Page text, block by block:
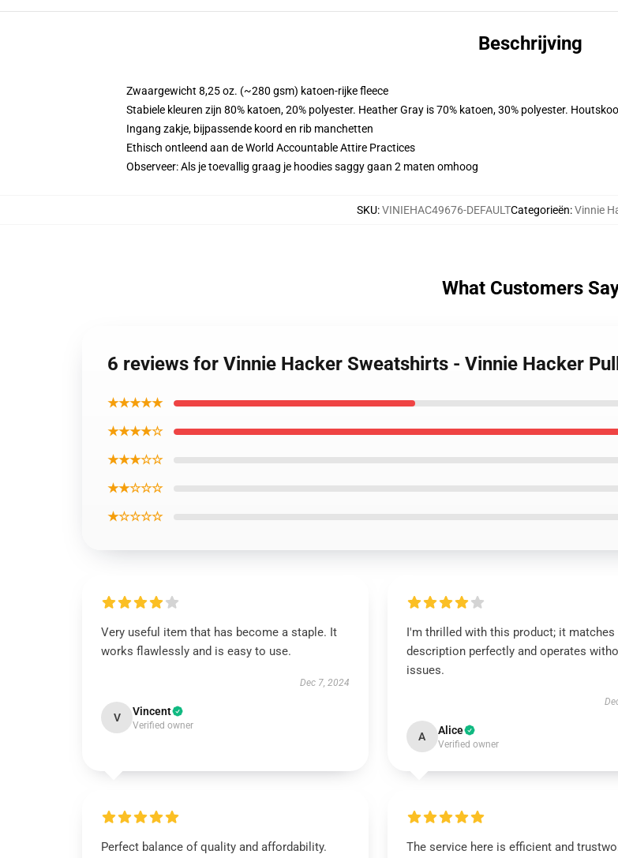
Beschrijving
Zwaargewicht 8,25 oz. (~280 gsm) katoen-rijke fleece
Stabiele kleuren zijn 80% katoen, 20% polyester. Heather Gray is 70% katoen, 30% polyester.
Ingang zakje, bijpassende koord en rib manchetten
Ethisch ontleend aan de World Accountable Attire Practices
Observeer: Als je toevallig graag je hoodies saggy gaan 2 maten omhoog
SKU:VINIEHAC49676-DEFAULTCategorieën:Vinnie
What Customers
6 reviews for Vinnie Hacker Sweatshirts - Vinnie Hacker
★★★★★
★★★★☆
★★★☆☆
★★☆☆☆
★☆☆☆☆
Very useful item that has become a staple. It
works flawlessly and is easy to use.
Dec 7, 2024
V Vincent
Verified owner
I'm thrilled with this product; it matches
description perfectly and operates
issues.
A Alice
Verified owner
Perfect balance of quality and affordability.
The service here is efficient and